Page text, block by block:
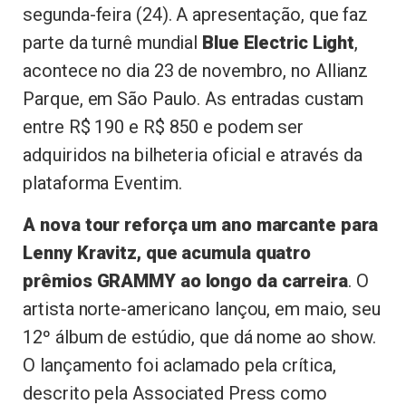
segunda-feira (24). A apresentação, que faz
parte da turnê mundial Blue Electric Light,
acontece no dia 23 de novembro, no Allianz
Parque, em São Paulo. As entradas custam
entre R$ 190 e R$ 850 e podem ser
adquiridos na bilheteria oficial e através da
plataforma Eventim.
A nova tour reforça um ano marcante para
Lenny Kravitz, que acumula quatro
prêmios GRAMMY ao longo da carreira. O
artista norte-americano lançou, em maio, seu
12º álbum de estúdio, que dá nome ao show.
O lançamento foi aclamado pela crítica,
descrito pela Associated Press como